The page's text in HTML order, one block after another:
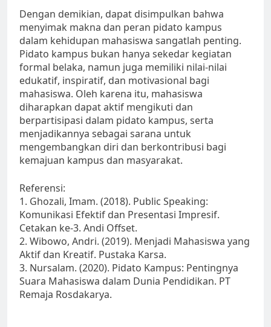
Dengan demikian, dapat disimpulkan bahwa
menyimak makna dan peran pidato kampus
dalam kehidupan mahasiswa sangatlah penting.
Pidato kampus bukan hanya sekedar kegiatan
formal belaka, namun juga memiliki nilai-nilai
edukatif, inspiratif, dan motivasional bagi
mahasiswa. Oleh karena itu, mahasiswa
diharapkan dapat aktif mengikuti dan
berpartisipasi dalam pidato kampus, serta
menjadikannya sebagai sarana untuk
mengembangkan diri dan berkontribusi bagi
kemajuan kampus dan masyarakat.
Referensi:
1. Ghozali, Imam. (2018). Public Speaking:
Komunikasi Efektif dan Presentasi Impresif.
Cetakan ke-3. Andi Offset.
2. Wibowo, Andri. (2019). Menjadi Mahasiswa yang
Aktif dan Kreatif. Pustaka Karsa.
3. Nursalam. (2020). Pidato Kampus: Pentingnya
Suara Mahasiswa dalam Dunia Pendidikan. PT
Remaja Rosdakarya.